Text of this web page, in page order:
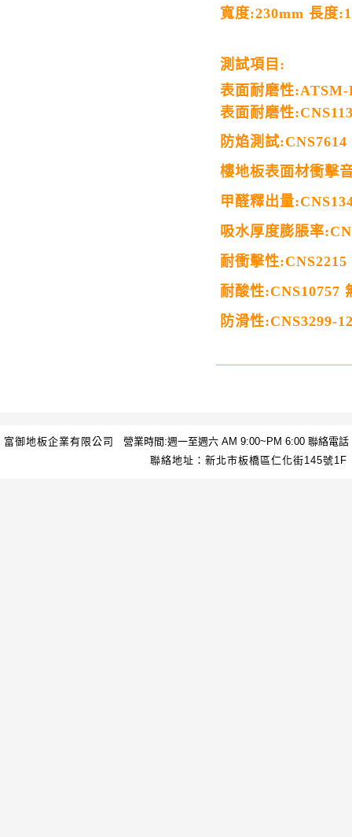
寬度:230mm 長度
測試項目:
表面耐磨性
表面耐磨性
防焰測試:CNS7614
樓地板表面材衝擊
甲醛釋出量
吸水厚度膨脹率
耐衝擊性:CNS2215
耐酸性:CNS10757
防滑性:CNS3299-
富御地板企業有限公司
營業時間:週一至週六 AM 9:00~PM 6:00 聯絡電話
聯絡地址：新北市板橋區仁化街145號